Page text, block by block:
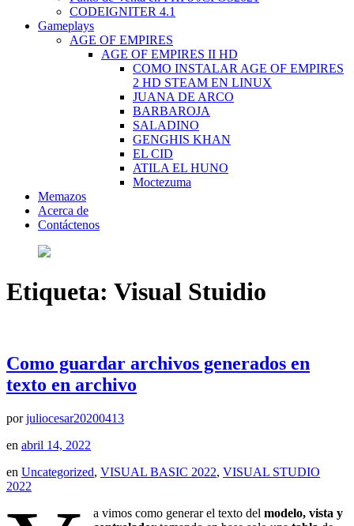
CODEIGNITER 4.1
Gameplays
AGE OF EMPIRES
AGE OF EMPIRES II HD
COMO INSTALAR AGE OF EMPIRES
2 HD STEAM EN LINUX
JUANA DE ARCO
BARBAROJA
SALADINO
GENGHIS KHAN
EL CID
ATILA EL HUNO
Moctezuma
Memazos
Acerca de
Contáctenos
Etiqueta: Visual Stuidio
Como guardar archivos generados en
texto en archivo
porjuliocesar20200413
en abril 14, 2022
en Uncategorized, VISUAL BASIC 2022, VISUAL STUDIO
2022
a vimos como generar el texto delmodelo, vista y